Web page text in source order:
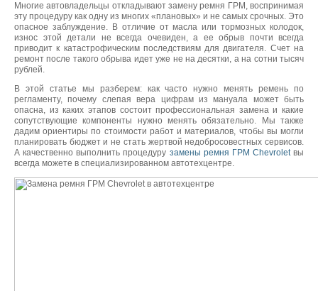
Многие автовладельцы откладывают замену ремня ГРМ, воспринимая
эту процедуру как одну из многих «плановых» и не самых срочных. Это
опасное заблуждение. В отличие от масла или тормозных колодок,
износ этой детали не всегда очевиден, а ее обрыв почти всегда
приводит к катастрофическим последствиям для двигателя. Счет на
ремонт после такого обрыва идет уже не на десятки, а на сотни тысяч
рублей.
В этой статье мы разберем: как часто нужно менять ремень по
регламенту, почему слепая вера цифрам из мануала может быть
опасна, из каких этапов состоит профессиональная замена и какие
сопутствующие компоненты нужно менять обязательно. Мы также
дадим ориентиры по стоимости работ и материалов, чтобы вы могли
планировать бюджет и не стать жертвой недобросовестных сервисов.
А качественно выполнить процедуру замены ремня ГРМ Chevroletвы
всегда можете в специализированном автотехцентре.